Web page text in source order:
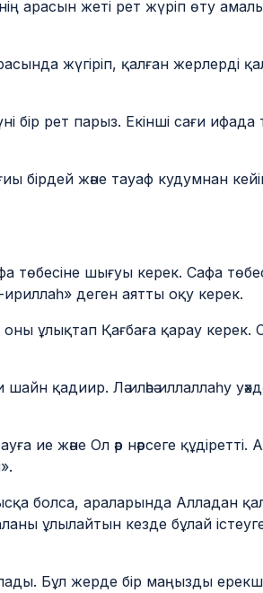
арасын жеті рет жүріп өту
жүгіріп, қалған жерлерді
бір рет парыз. Екінші сағи
және тауаф кудумнан кейінгі
төбесіне шығуы керек. Сафа
деген аятты оқу керек.
ұлықтап Қағбаға қарау керек.
шайн қадиир. Лә иләһә иллаллаһу
ие және Ол әр нәрсеге құдіретті.
болса, араларында Алладан
ұлылайтын кезде бұлай
Бұл жерде бір маңызды